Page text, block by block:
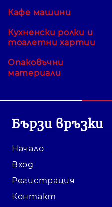
Кафе машини
Кухненски ролки и
тоалетни хартии
Опаковъчни
материали
Бързи връзки
Начало
Вход
Регистрация
Контакт